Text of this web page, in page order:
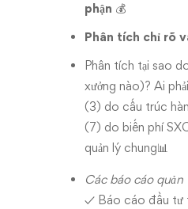
phận 💰
Phân tích chỉ rõ
Phân tích tại sao
xưởng nào)? Ai
(3) do cấu trúc
(7) do biến phí
quản lý chung📊
Các báo cáo
✓ Báo cáo đầu tư